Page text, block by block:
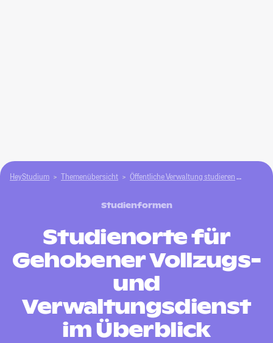
HeyStudium Themenübersicht Öffentliche Verwaltung studieren
Studienformen
Studienorte für
Gehobener Vollzugs-
und
Verwaltungsdienst
im Überblick